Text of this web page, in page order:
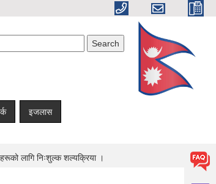
इजलास
लागि निःशुल्क शल्यक्रिया ।